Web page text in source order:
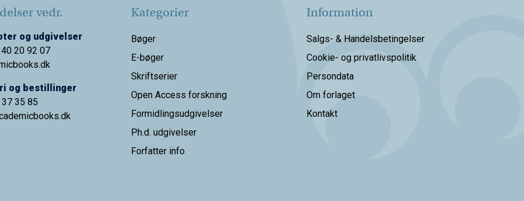
vedr.
og udgivelser
20 92 07
og bestillinger
35 85
Kategorier
Bøger
E-bøger
Skriftserier
Open Access forskning
Formidlingsudgivelser
Ph.d. udgivelser
Forfatter info
Information
Salgs- & Handelsbetingelser
Cookie- og privatlivspolitik
Persondata
Om forlaget
Kontakt